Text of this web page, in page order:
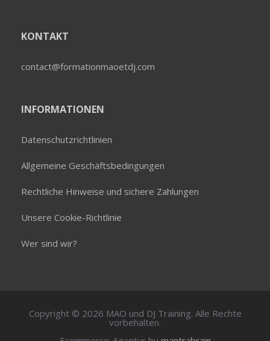
KONTAKT
contact@formationmaoetdj.com
INFORMATIONEN
Datenschutzrichtlinien
Allgemeine Geschäftsbedingungen
Rechtliche Hinweise und sichere Zahlungen
Unsere Cookie-Richtlinie
Wer sind wir?
Copyright © 2026 MAO und DJ Training. Alle Rechte
vorbehalten.